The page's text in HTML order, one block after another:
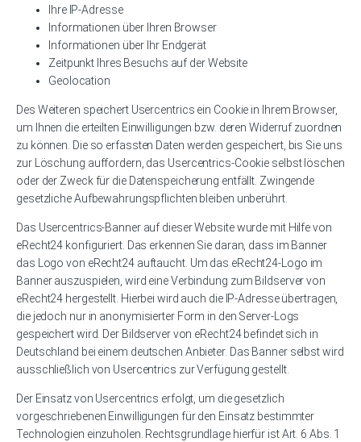
Ihre IP-Adresse
Informationen über Ihren Browser
Informationen über Ihr Endgerät
Zeitpunkt Ihres Besuchs auf der Website
Geolocation
Des Weiteren speichert Usercentrics ein Cookie in Ihrem Browser,
um Ihnen die erteilten Einwilligungen bzw. deren Widerruf zuordnen
zu können. Die so erfassten Daten werden gespeichert, bis Sie uns
zur Löschung auffordern, das Usercentrics-Cookie selbst löschen
oder der Zweck für die Datenspeicherung entfällt. Zwingende
gesetzliche Aufbewahrungspflichten bleiben unberührt.
Das Usercentrics-Banner auf dieser Website wurde mit Hilfe von
eRecht24 konfiguriert. Das erkennen Sie daran, dass im Banner
das Logo von eRecht24 auftaucht. Um das eRecht24-Logo im
Banner auszuspielen, wird eine Verbindung zum Bildserver von
eRecht24 hergestellt. Hierbei wird auch die IP-Adresse übertragen,
die jedoch nur in anonymisierter Form in den Server-Logs
gespeichert wird. Der Bildserver von eRecht24 befindet sich in
Deutschland bei einem deutschen Anbieter. Das Banner selbst wird
ausschließlich von Usercentrics zur Verfügung gestellt.
Der Einsatz von Usercentrics erfolgt, um die gesetzlich
vorgeschriebenen Einwilligungen für den Einsatz bestimmter
Technologien einzuholen. Rechtsgrundlage hierfür ist Art. 6 Abs. 1